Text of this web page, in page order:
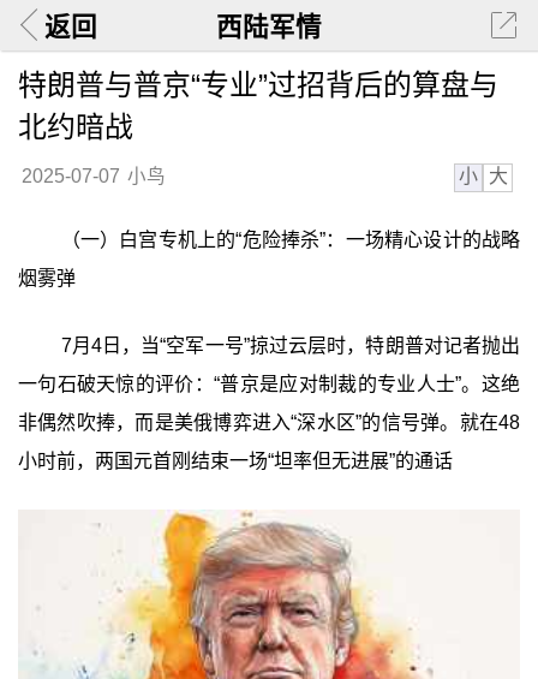
返回 西陆军情
特朗普与普京“专业”过招背后的算盘与
北约暗战
2025-07-07 小鸟 小 大
（一）白宫专机上的“危险捧杀”：一场精心设计的战略
烟雾弹
7月4日，当“空军一号”掠过云层时，特朗普对记者抛出
一句石破天惊的评价：“普京是应对制裁的专业人士”。这绝
非偶然吹捧，而是美俄博弈进入“深水区”的信号弹。就在48
小时前，两国元首刚结束一场“坦率但无进展”的通话